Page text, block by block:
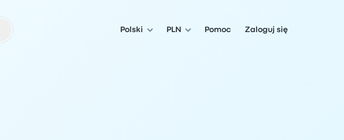
Polski PLN Pomoc Zaloguj się